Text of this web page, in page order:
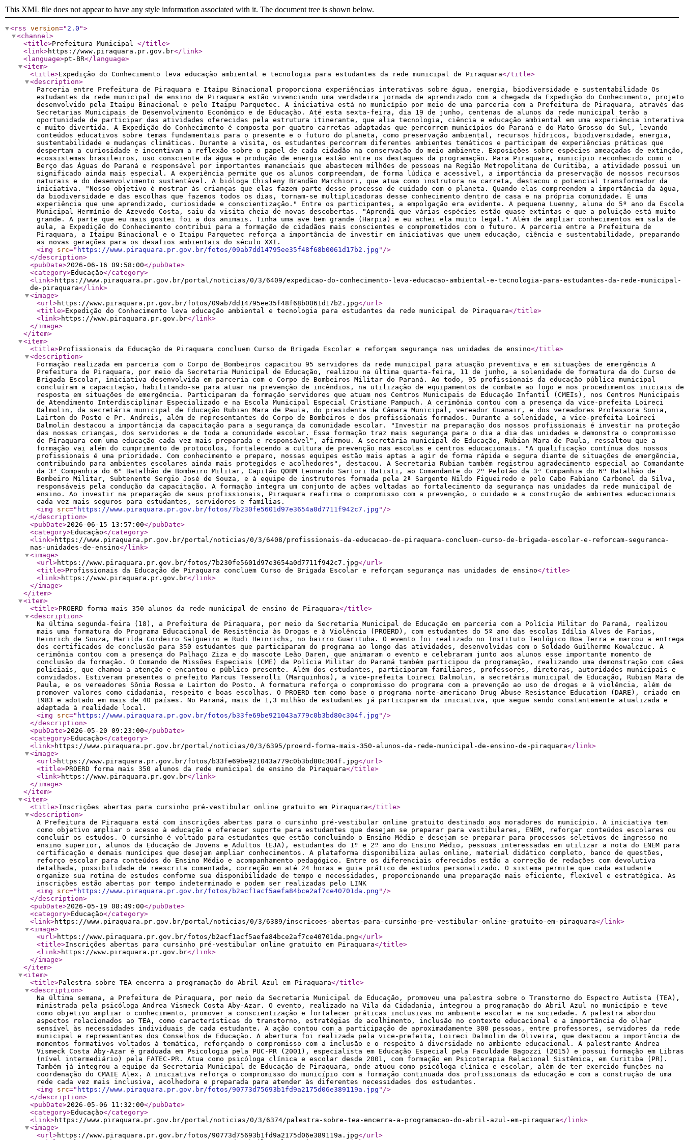
This XML file does not appear to have any style information associated with it. The document tree is shown below.
<rss version=" 2.0 ">
<channel>
<title>Prefeitura Municipal </title>
<link>https://www.piraquara.pr.gov.br</link>
<language>pt-BR</language>
<item>
<title>Expedição do Conhecimento leva educação ambiental e tecnologia para estudantes da rede municipal de Piraquara</title>
<description>
Parceria entre Prefeitura de Piraquara e Itaipu Binacional proporciona experiências interativas sobre água, energia, biodiversidade e sustentabilidade Os
estudantes da rede municipal de ensino de Piraquara estão vivenciando uma verdadeira jornada de aprendizado com a chegada da Expedição do Conhecimento, projeto
desenvolvido pela Itaipu Binacional e pelo Itaipu Parquetec. A iniciativa está no município por meio de uma parceria com a Prefeitura de Piraquara, através das
Secretarias Municipais de Desenvolvimento Econômico e de Educação. Até esta sexta-feira, dia 19 de junho, centenas de alunos da rede municipal terão a
oportunidade de participar das atividades oferecidas pela estrutura itinerante, que alia tecnologia, ciência e educação ambiental em uma experiência interativa
e muito divertida. A Expedição do Conhecimento é composta por quatro carretas adaptadas que percorrem municípios do Paraná e do Mato Grosso do Sul, levando
conteúdos educativos sobre temas fundamentais para o presente e o futuro do planeta, como preservação ambiental, recursos hídricos, biodiversidade, energia,
sustentabilidade e mudanças climáticas. Durante a visita, os estudantes percorrem diferentes ambientes temáticos e participam de experiências práticas que
despertam a curiosidade e incentivam a reflexão sobre o papel de cada cidadão na conservação do meio ambiente. Exposições sobre espécies ameaçadas de extinção,
ecossistemas brasileiros, uso consciente da água e produção de energia estão entre os destaques da programação. Para Piraquara, município reconhecido como o
Berço das Águas do Paraná e responsável por importantes mananciais que abastecem milhões de pessoas na Região Metropolitana de Curitiba, a atividade possui um
significado ainda mais especial. A experiência permite que os alunos compreendam, de forma lúdica e acessível, a importância da preservação de nossos recursos
naturais e do desenvolvimento sustentável. A bióloga Chisleny Brandão Marchiori, que atua como instrutora na carreta, destacou o potencial transformador da
iniciativa. "Nosso objetivo é mostrar às crianças que elas fazem parte desse processo de cuidado com o planeta. Quando elas compreendem a importância da água,
da biodiversidade e das escolhas que fazemos todos os dias, tornam-se multiplicadoras desse conhecimento dentro de casa e na própria comunidade. É uma
experiência que une aprendizado, curiosidade e conscientização." Entre os participantes, a empolgação era evidente. A pequena Luenny, aluna do 5º ano da Escola
Municipal Hermínio de Azevedo Costa, saiu da visita cheia de novas descobertas. "Aprendi que várias espécies estão quase extintas e que a poluição está muito
grande. A parte que eu mais gostei foi a dos animais. Tinha uma ave bem grande (Harpia) e eu achei ela muito legal." Além de ampliar conhecimentos em sala de
aula, a Expedição do Conhecimento contribui para a formação de cidadãos mais conscientes e comprometidos com o futuro. A parceria entre a Prefeitura de
Piraquara, a Itaipu Binacional e o Itaipu Parquetec reforça a importância de investir em iniciativas que unem educação, ciência e sustentabilidade, preparando
as novas gerações para os desafios ambientais do século XXI.
<img
src=" https://www.piraquara.pr.gov.br/fotos/09ab7dd14795ee35f48f68b0061d17b2.jpg " />
</description>
<pubDate>2026-06-16 09:58:00</pubDate>
<category>Educação</category>
<link>https://www.piraquara.pr.gov.br/portal/noticias/0/3/6409/expedicao-do-conhecimento-leva-educacao-ambiental-e-tecnologia-para-estudantes-da-rede-municipal-
de-piraquara</link>
<image>
<url>https://www.piraquara.pr.gov.br/fotos/09ab7dd14795ee35f48f68b0061d17b2.jpg</url>
<title>Expedição do Conhecimento leva educação ambiental e tecnologia para estudantes da rede municipal de Piraquara</title>
<link>https://www.piraquara.pr.gov.br</link>
</image>
</item>
<item>
<title>Profissionais da Educação de Piraquara concluem Curso de Brigada Escolar e reforçam segurança nas unidades de ensino</title>
<description>
Formação realizada em parceria com o Corpo de Bombeiros capacitou 95 servidores da rede municipal para atuação preventiva e em situações de emergência A
Prefeitura de Piraquara, por meio da Secretaria Municipal de Educação, realizou na última quarta-feira, 11 de junho, a solenidade de formatura da do Curso de
Brigada Escolar, iniciativa desenvolvida em parceria com o Corpo de Bombeiros Militar do Paraná. Ao todo, 95 profissionais da educação pública municipal
concluíram a capacitação, habilitando-se para atuar na prevenção de incêndios, na utilização de equipamentos de combate ao fogo e nos procedimentos iniciais de
resposta em situações de emergência. Participaram da formação servidores que atuam nos Centros Municipais de Educação Infantil (CMEIs), nos Centros Municipais
de Atendimento Interdisciplinar Especializado e na Escola Municipal Especial Cristiane Pampuch. A cerimônia contou com a presença da vice-prefeita Loireci
Dalmolin, da secretária municipal de Educação Rubian Mara de Paula, do presidente da Câmara Municipal, vereador Guanair, e dos vereadores Professora Sonia,
Lairton do Posto e Pr. Andreis, além de representantes do Corpo de Bombeiros e dos profissionais formados. Durante a solenidade, a vice-prefeita Loireci
Dalmolin destacou a importância da capacitação para a segurança da comunidade escolar. "Investir na preparação dos nossos profissionais é investir na proteção
das nossas crianças, dos servidores e de toda a comunidade escolar. Essa formação traz mais segurança para o dia a dia das unidades e demonstra o compromisso
de Piraquara com uma educação cada vez mais preparada e responsável", afirmou. A secretária municipal de Educação, Rubian Mara de Paula, ressaltou que a
formação vai além do cumprimento de protocolos, fortalecendo a cultura de prevenção nas escolas e centros educacionais. "A qualificação contínua dos nossos
profissionais é uma prioridade. Com conhecimento e preparo, nossas equipes estão mais aptas a agir de forma rápida e segura diante de situações de emergência,
contribuindo para ambientes escolares ainda mais protegidos e acolhedores", destacou. A Secretaria Rubian também registrou agradecimento especial ao Comandante
da 3ª Companhia do 6º Batalhão de Bombeiro Militar, Capitão QOBM Leonardo Sartori Batisti, ao Comandante do 2º Pelotão da 3ª Companhia do 6º Batalhão de
Bombeiro Militar, Subtenente Sergio José de Souza, e à equipe de instrutores formada pela 2ª Sargento Nildo Figueiredo e pelo Cabo Fabiano Carbonel da Silva,
responsáveis pela condução da capacitação. A formação integra um conjunto de ações voltadas ao fortalecimento da segurança nas unidades da rede municipal de
ensino. Ao investir na preparação de seus profissionais, Piraquara reafirma o compromisso com a prevenção, o cuidado e a construção de ambientes educacionais
cada vez mais seguros para estudantes, servidores e famílias.
<img
src=" https://www.piraquara.pr.gov.br/fotos/7b230fe5601d97e3654a0d7711f942c7.jpg " />
</description>
<pubDate>2026-06-15 13:57:00</pubDate>
<category>Educação</category>
<link>https://www.piraquara.pr.gov.br/portal/noticias/0/3/6408/profissionais-da-educacao-de-piraquara-concluem-curso-de-brigada-escolar-e-reforcam-seguranca-
nas-unidades-de-ensino</link>
<image>
<url>https://www.piraquara.pr.gov.br/fotos/7b230fe5601d97e3654a0d7711f942c7.jpg</url>
<title>Profissionais da Educação de Piraquara concluem Curso de Brigada Escolar e reforçam segurança nas unidades de ensino</title>
<link>https://www.piraquara.pr.gov.br</link>
</image>
</item>
<item>
<title>PROERD forma mais 350 alunos da rede municipal de ensino de Piraquara</title>
<description>
Na última segunda-feira (18), a Prefeitura de Piraquara, por meio da Secretaria Municipal de Educação em parceria com a Polícia Militar do Paraná, realizou
mais uma formatura do Programa Educacional de Resistência às Drogas e à Violência (PROERD), com estudantes do 5º ano das escolas Idília Alves de Farias,
Heinrich de Souza, Marilda Cordeiro Salgueiro e Rudi Heinrichs, no bairro Guarituba. O evento foi realizado no Instituto Teológico Boa Terra e marcou a entrega
dos certificados de conclusão para 350 estudantes que participaram do programa ao longo das atividades, desenvolvidas com o Soldado Guilherme Kowalczuc. A
cerimônia contou com a presença do Palhaço Ziza e do mascote Leão Daren, que animaram o evento e celebraram junto aos alunos esse importante momento de
conclusão da formação. O Comando de Missões Especiais (CME) da Polícia Militar do Paraná também participou da programação, realizando uma demonstração com cães
policiais, que chamou a atenção e encantou o público presente. Além dos estudantes, participaram familiares, professores, diretoras, autoridades municipais e
convidados. Estiveram presentes o prefeito Marcus Tesserolli (Marquinhos), a vice-prefeita Loireci Dalmolin, a secretária municipal de Educação, Rubian Mara de
Paula, e os vereadores Sônia Rossa e Lairton do Posto. A formatura reforça o compromisso do programa com a prevenção ao uso de drogas e à violência, além de
promover valores como cidadania, respeito e boas escolhas. O PROERD tem como base o programa norte-americano Drug Abuse Resistance Education (DARE), criado em
1983 e adotado em mais de 40 países. No Paraná, mais de 1,3 milhão de estudantes já participaram da iniciativa, que segue sendo constantemente atualizada e
adaptada à realidade local.
<img
src=" https://www.piraquara.pr.gov.br/fotos/b33fe69be921043a779c0b3bd80c304f.jpg " />
</description>
<pubDate>2026-05-20 09:23:00</pubDate>
<category>Educação</category>
<link>https://www.piraquara.pr.gov.br/portal/noticias/0/3/6395/proerd-forma-mais-350-alunos-da-rede-municipal-de-ensino-de-piraquara</link>
<image>
<url>https://www.piraquara.pr.gov.br/fotos/b33fe69be921043a779c0b3bd80c304f.jpg</url>
<title>PROERD forma mais 350 alunos da rede municipal de ensino de Piraquara</title>
<link>https://www.piraquara.pr.gov.br</link>
</image>
</item>
<item>
<title>Inscrições abertas para cursinho pré-vestibular online gratuito em Piraquara</title>
<description>
A Prefeitura de Piraquara está com inscrições abertas para o cursinho pré-vestibular online gratuito destinado aos moradores do município. A iniciativa tem
como objetivo ampliar o acesso à educação e oferecer suporte para estudantes que desejam se preparar para vestibulares, ENEM, reforçar conteúdos escolares ou
concluir os estudos. O cursinho é voltado para estudantes que estão concluindo o Ensino Médio e desejam se preparar para processos seletivos de ingresso no
ensino superior, alunos da Educação de Jovens e Adultos (EJA), estudantes do 1º e 2º ano do Ensino Médio, pessoas interessadas em utilizar a nota do ENEM para
certificação e demais munícipes que desejam ampliar conhecimentos. A plataforma disponibiliza aulas online, material didático completo, banco de questões,
reforço escolar para conteúdos do Ensino Médio e acompanhamento pedagógico. Entre os diferenciais oferecidos estão a correção de redações com devolutiva
detalhada, possibilidade de reescrita comentada, correção em até 24 horas e guia prático de estudos personalizado. O sistema permite que cada estudante
organize sua rotina de estudos conforme sua disponibilidade de tempo e necessidades, proporcionando uma preparação mais eficiente, flexível e estratégica. As
inscrições estão abertas por tempo indeterminado e podem ser realizadas pelo LINK
<img
src=" https://www.piraquara.pr.gov.br/fotos/b2acf1acf5aefa84bce2af7ce40701da.png " />
</description>
<pubDate>2026-05-19 08:49:00</pubDate>
<category>Educação</category>
<link>https://www.piraquara.pr.gov.br/portal/noticias/0/3/6389/inscricoes-abertas-para-cursinho-pre-vestibular-online-gratuito-em-piraquara</link>
<image>
<url>https://www.piraquara.pr.gov.br/fotos/b2acf1acf5aefa84bce2af7ce40701da.png</url>
<title>Inscrições abertas para cursinho pré-vestibular online gratuito em Piraquara</title>
<link>https://www.piraquara.pr.gov.br</link>
</image>
</item>
<item>
<title>Palestra sobre TEA encerra a programação do Abril Azul em Piraquara</title>
<description>
Na última semana, a Prefeitura de Piraquara, por meio da Secretaria Municipal de Educação, promoveu uma palestra sobre o Transtorno do Espectro Autista (TEA),
ministrada pela psicóloga Andrea Vismeck Costa Aby-Azar. O evento, realizado na Vila da Cidadania, integrou a programação do Abril Azul no município e teve
como objetivo ampliar o conhecimento, promover a conscientização e fortalecer práticas inclusivas no ambiente escolar e na sociedade. A palestra abordou
aspectos relacionados ao TEA, como características do transtorno, estratégias de acolhimento, inclusão no contexto educacional e a importância do olhar
sensível às necessidades individuais de cada estudante. A ação contou com a participação de aproximadamente 300 pessoas, entre professores, servidores da rede
municipal e representantes dos Conselhos de Educação. A abertura foi realizada pela vice-prefeita, Loireci Dalmolim de Oliveira, que destacou a importância de
momentos formativos voltados à temática, reforçando o compromisso com a inclusão e o respeito à diversidade no ambiente educacional. A palestrante Andrea
Vismeck Costa Aby-Azar é graduada em Psicologia pela PUC-PR (2001), especialista em Educação Especial pela Faculdade Bagozzi (2015) e possui formação em Libras
(nível intermediário) pela FATEC-PR. Atua como psicóloga clínica e escolar desde 2001, com formação em Psicoterapia Relacional Sistêmica, em Curitiba (PR).
Também já integrou a equipe da Secretaria Municipal de Educação de Piraquara, onde atuou como psicóloga clínica e escolar, além de ter exercido funções na
coordenação do CMAIE Alex. A iniciativa reforça o compromisso do município com a formação continuada dos profissionais da educação e com a construção de uma
rede cada vez mais inclusiva, acolhedora e preparada para atender às diferentes necessidades dos estudantes.
<img
src=" https://www.piraquara.pr.gov.br/fotos/90773d75693b1fd9a2175d06e389119a.jpg " />
</description>
<pubDate>2026-05-06 11:32:00</pubDate>
<category>Educação</category>
<link>https://www.piraquara.pr.gov.br/portal/noticias/0/3/6374/palestra-sobre-tea-encerra-a-programacao-do-abril-azul-em-piraquara</link>
<image>
<url>https://www.piraquara.pr.gov.br/fotos/90773d75693b1fd9a2175d06e389119a.jpg</url>